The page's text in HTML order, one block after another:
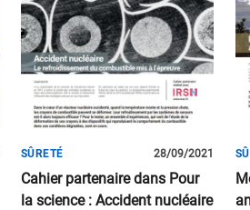
Cahier partenaire dans Pour
la science : Accident nucléaire
SÛRETÉ 28/09/2021